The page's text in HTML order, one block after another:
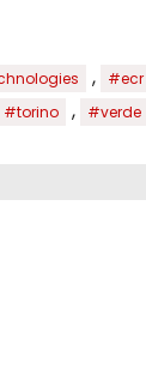
,
#torino , #verde